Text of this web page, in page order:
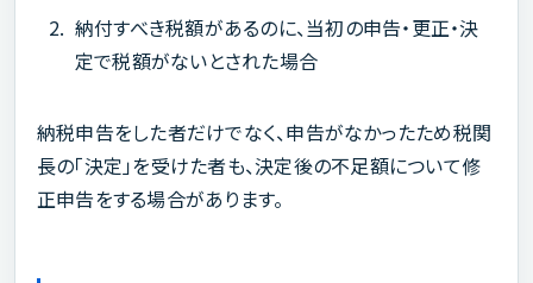
納付すべき税額があるのに、当初の申告・更正・決
定で税額がないとされた場合
納税申告をした者だけでなく、申告がなかったため税関
長の「決定」を受けた者も、決定後の不足額について修
正申告をする場合があります。